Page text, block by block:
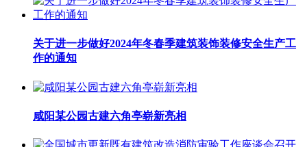
关于进一步做好2024年冬春季建筑装饰装修安全生产工
作的通知
咸阳某公园古建六角亭崭新亮相